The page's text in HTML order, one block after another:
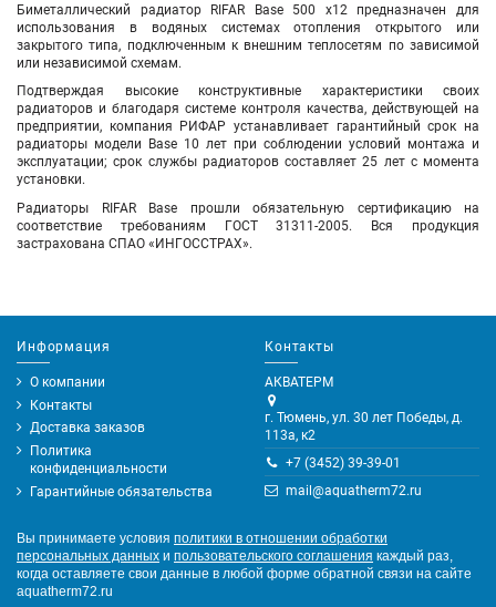
Биметаллический радиатор RIFAR Base 500 х12предназначен для
использования в водяных системах отопления открытого или
закрытого типа, подключенным к внешним теплосетям по зависимой
или независимой схемам.
Подтверждая высокие конструктивные характеристики своих
радиаторов и благодаря системе контроля качества, действующей на
предприятии, компания РИФАР устанавливает гарантийный срок на
радиаторы модели Base 10 лет при соблюдении условий монтажа и
эксплуатации; срок службы радиаторов составляет 25 лет с момента
установки.
Радиаторы RIFAR Base прошли обязательную сертификацию на
соответствие требованиям ГОСТ 31311-2005. Вся продукция
застрахована СПАО «ИНГОССТРАХ».
Информация
О компании
Контакты
Доставка заказов
Политика
конфиденциальности
Гарантийные обязательства
Контакты
АКВАТЕРМ
г. Тюмень, ул. 30 лет Победы, д.
113а, к2
+7 (3452) 39-39-01
mail@aquatherm72.ru
Вы принимаете условия политики в отношении обработки
персональных данных и пользовательского соглашения каждый раз,
когда оставляете свои данные в любой форме обратной связи на сайте
aquatherm72.ru